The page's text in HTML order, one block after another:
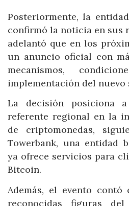
Posteriormente, la
confirmó la noticia en sus
adelantó que en los
un anuncio oficial con
mecanismos,
implementación del nuevo
La decisión posiciona
referente regional en la
de criptomonedas,
Towerbank, una entidad
ya ofrece servicios para
Bitcoin.
Además, el evento
reconocidas figuras